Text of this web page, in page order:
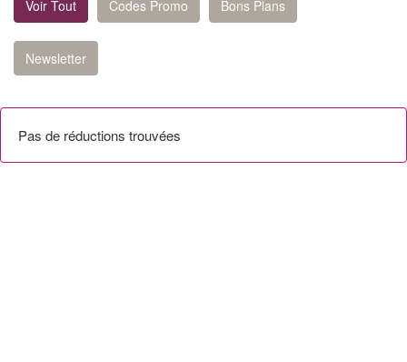
Voir Tout Codes Promo Bons Plans
Newsletter
Pas de réductions trouvées